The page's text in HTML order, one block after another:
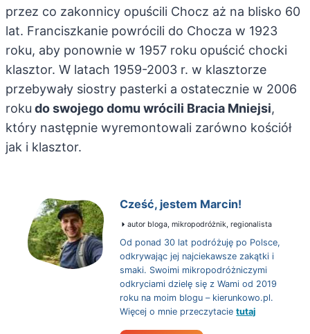
przez co zakonnicy opuścili Chocz aż na blisko 60
lat. Franciszkanie powrócili do Chocza w 1923
roku, aby ponownie w 1957 roku opuścić chocki
klasztor. W latach 1959-2003 r. w klasztorze
przebywały siostry pasterki a ostatecznie w 2006
roku do swojego domu wrócili Bracia Mniejsi,
który następnie wyremontowali zarówno kościół
jak i klasztor.
Cześć, jestem Marcin!
autor bloga, mikropodróżnik, regionalista
Od ponad 30 lat podróżuję po Polsce,
odkrywając jej najciekawsze zakątki i
smaki. Swoimi mikropodróżniczymi
odkryciami dzielę się z Wami od 2019
roku na moim blogu – kierunkowo.pl.
Więcej o mnie przeczytacietutaj